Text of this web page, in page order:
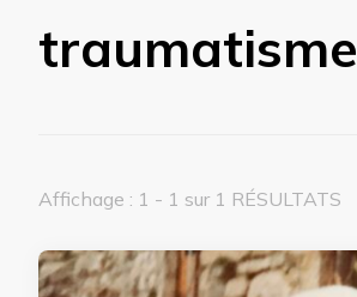
traumatisme
Affichage : 1 - 1 sur 1 RÉSULTATS